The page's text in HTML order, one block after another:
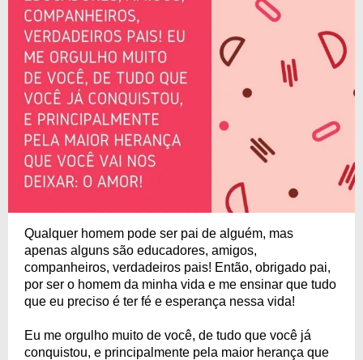
Qualquer homem pode ser pai de alguém, mas
apenas alguns são educadores, amigos,
companheiros, verdadeiros pais! Então, obrigado pai,
por ser o homem da minha vida e me ensinar que tudo
que eu preciso é ter fé e esperança nessa vida!
Eu me orgulho muito de você, de tudo que você já
conquistou, e principalmente pela maior herança que